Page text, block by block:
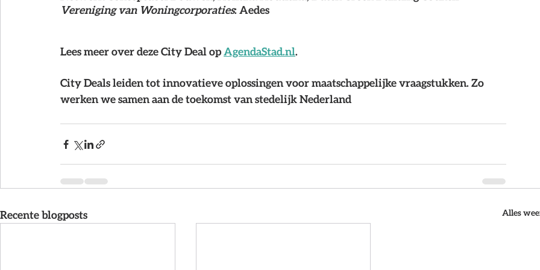
Vereniging van Woningcorporaties: Aedes
Lees meer over deze City Deal op AgendaStad.nl.
City Deals leiden tot innovatieve oplossingen voor maatschappelijke vraagstukken. Zo
werken we samen aan de toekomst van stedelijk Nederland
Recente blogposts Alles